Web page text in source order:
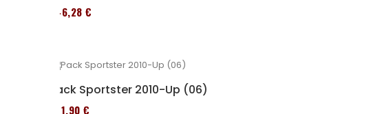
246,28 €
Pack Sportster 2010-Up (06)
371,90 €